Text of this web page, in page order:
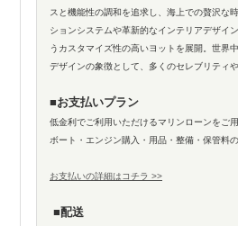
スと機能性の調和を追求し、海上での贅沢な
ションシステムや革新的なインテリアデザイ
うカスタマイズ性の高いヨットを展開。世界
デザインの象徴として、多くのセレブリティ
■お支払いプラン
低金利でご利用いただけるマリンローンをご用
ボート・エンジン購入・用品・整備・保管料
お支払いの詳細はコチラ >>
■配送